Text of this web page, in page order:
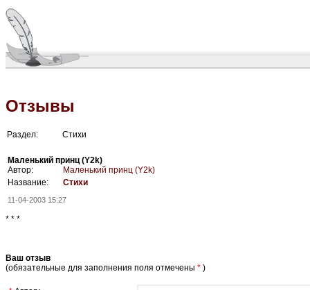
Отзывы
Раздел: Стихи
Маленький принц (Y2k)
Автор:
Маленький принц (Y2k)
Название:
Стихи
11-04-2003 15:27
* * *
Ваш отзыв
(обязательные для заполнения поля отмечены * )